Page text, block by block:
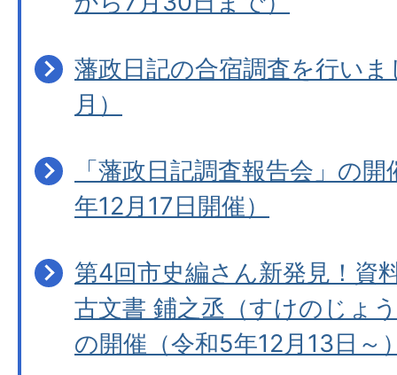
藩政日記の合宿調査を行い
月）
「藩政日記調査報告会」の
年12月17日開催）
第4回市史編さん新発見！資
古文書 鋪之丞（すけのじょ
の開催（令和5年12月13日～